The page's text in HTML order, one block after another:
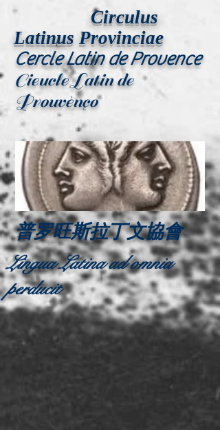
Circulus
Latinus Provinciae
Cercle Latin de Provence
Cieucle Latin de
Prouvènço
Lingua Latina ad omnia
perducit
普罗旺斯拉丁文協會